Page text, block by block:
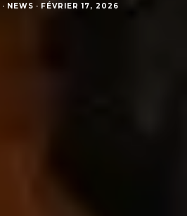
· NEWS · FÉVRIER 17, 2026